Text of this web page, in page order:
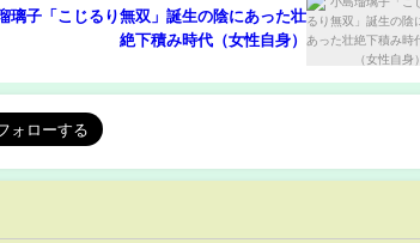
璃子「こじるり無双」誕生の陰にあった壮
絶下積み時代（女性自身）